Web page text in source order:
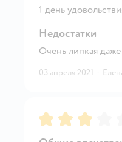
1 день
Недостатки
Очень липкая
03 апреля 2021 ·
Рейтинг:3